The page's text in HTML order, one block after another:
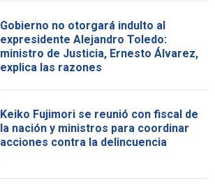
Gobierno no otorgará indulto al
expresidente Alejandro Toledo:
ministro de Justicia, Ernesto Álvarez,
explica las razones
Keiko Fujimori se reunió con fiscal de
la nación y ministros para coordinar
acciones contra la delincuencia